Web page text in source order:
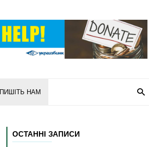
ПИШІТЬ НАМ
ОСТАННІ ЗАПИСИ